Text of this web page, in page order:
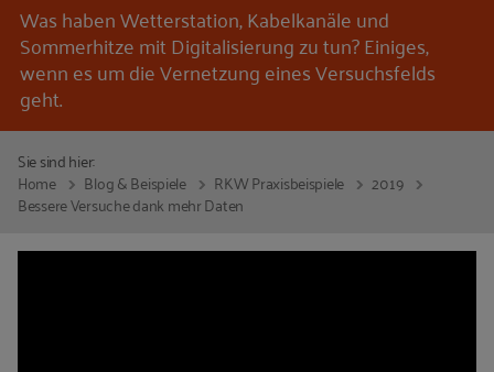
Was haben Wetterstation, Kabelkanäle und
Sommerhitze mit Digitalisierung zu tun? Einiges,
wenn es um die Vernetzung eines Versuchsfelds
geht.
Sie sind hier:
Home
Blog & Beispiele RKW Praxisbeispiele
2019
Bessere Versuche dank mehr Daten